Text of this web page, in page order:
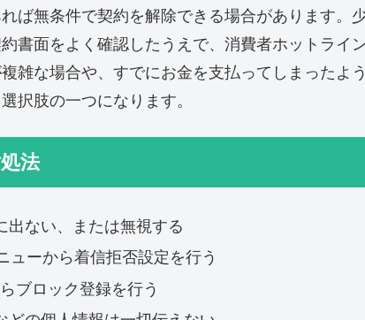
ば無条件で契約を解除できる場合があります。
書面をよく確認したうえで、消費者ホットライ
雑な場合や、すでにお金を支払ってしまったよ
択肢の一つになります。
法
出ない、または無視する
ューから着信拒否設定を行う
ブロック登録を行う